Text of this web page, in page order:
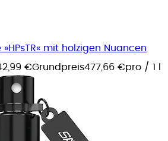
mit holzigen Nuancen
€Grundpreis477,66 €pro / 1 l